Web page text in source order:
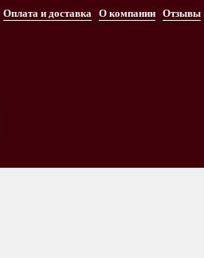
Оплата и доставка О компании Отзывы